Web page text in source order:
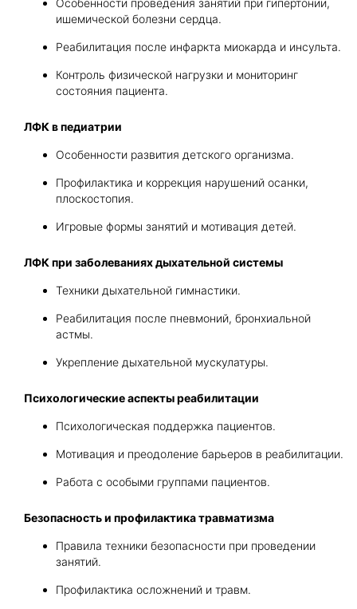
Особенности проведения занятий при гипертонии,
ишемической болезни сердца.
Реабилитация после инфаркта миокарда и инсульта.
Контроль физической нагрузки и мониторинг
состояния пациента.
ЛФК в педиатрии
Особенности развития детского организма.
Профилактика и коррекция нарушений осанки,
плоскостопия.
Игровые формы занятий и мотивация детей.
ЛФК при заболеваниях дыхательной системы
Техники дыхательной гимнастики.
Реабилитация после пневмоний, бронхиальной
астмы.
Укрепление дыхательной мускулатуры.
Психологические аспекты реабилитации
Психологическая поддержка пациентов.
Мотивация и преодоление барьеров в реабилитации.
Работа с особыми группами пациентов.
Безопасность и профилактика травматизма
Правила техники безопасности при проведении
занятий.
Профилактика осложнений и травм.